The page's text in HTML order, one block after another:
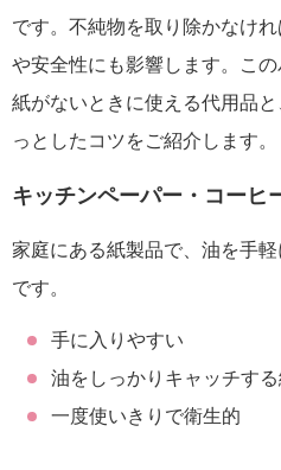
です。不純物を取り除かなけ
や安全性にも影響します。こ
紙がないときに使える代用品
っとしたコツをご紹介します。
キッチンペーパー・コーヒ
家庭にある紙製品で、油を手
です。
手に入りやすい
油をしっかりキャッチす
一度使いきりで衛生的